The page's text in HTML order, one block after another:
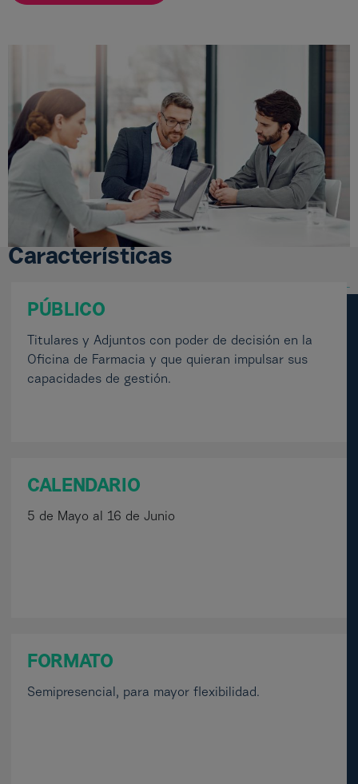
Características
PÚBLICO
Titulares y Adjuntos con poder de decisión en la
Oficina de Farmacia y que quieran impulsar sus
capacidades de gestión.
CALENDARIO
5 de Mayo al 16 de Junio
FORMATO
Semipresencial, para mayor flexibilidad.